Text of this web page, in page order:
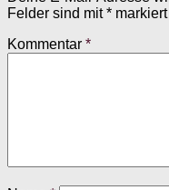
Felder sind mit* markiert
Kommentar *